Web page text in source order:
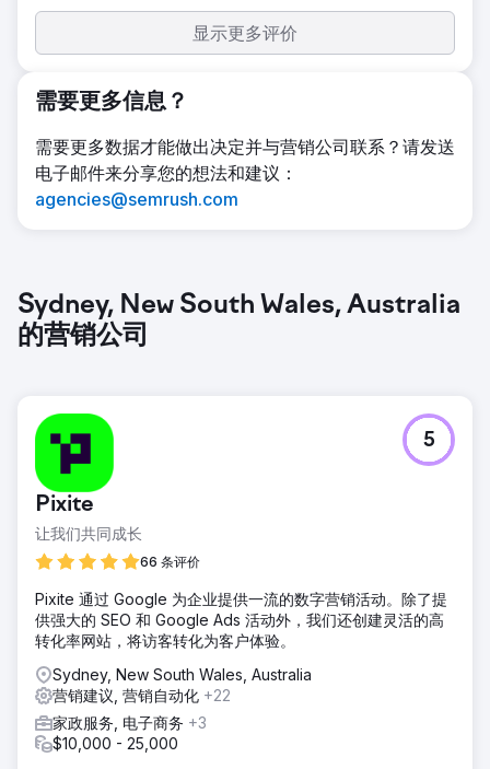
显示更多评价
需要更多信息？
需要更多数据才能做出决定并与营销公司联系？请发送
电子邮件来分享您的想法和建议：
agencies@semrush.com
Sydney, New South Wales, Australia
的营销公司
Pixite
让我们共同成长
66 条评价
5
Pixite 通过 Google 为企业提供一流的数字营销活动。除了提
供强大的 SEO 和 Google Ads 活动外，我们还创建灵活的高
转化率网站，将访客转化为客户体验。
Sydney, New South Wales, Australia
营销建议, 营销自动化 +22
家政服务, 电子商务 +3
$10,000 - 25,000